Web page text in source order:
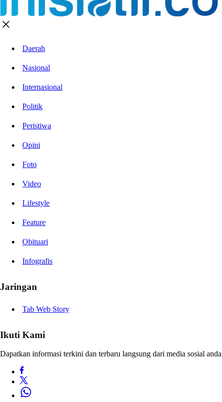
Daerah
Nasional
Internasional
Politik
Peristiwa
Opini
Foto
Video
Lifestyle
Feature
Obituari
Infografis
Jaringan
Tab Web Story
Ikuti Kami
Dapatkan informasi terkini dan terbaru langsung dari media sosial anda